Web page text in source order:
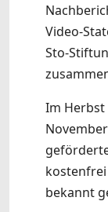
Video-
Sto-
Im Herbst
bekannt